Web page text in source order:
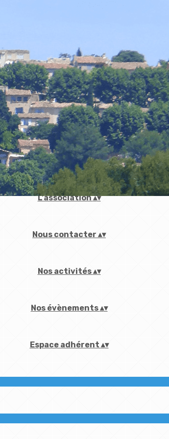
Accueil▴▾
L'association▴▾
Nous contacter ▴▾
Nos activités▴▾
Nos évènements▴▾
Espace adhérent ▴▾